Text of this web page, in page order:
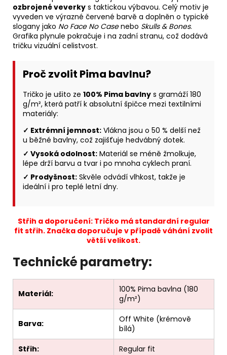
ozbrojené veverky s taktickou výbavou. Celý motiv je
vyveden ve výrazné červené barvě a doplněn o typické
slogany jako No Face No Casenebo Skulls & Bones.
Grafika plynule pokračuje i na zadní stranu, což dodává
tričku vizuální celistvost.
Proč zvolit Pima bavlnu?
Tričko je ušito ze 100% Pima bavlny s gramáží 180
g/m², která patří k absolutní špičce mezi textilními
materiály:
✓ Extrémní jemnost: Vlákna jsou o 50 % delší než
u běžné bavlny, což zajišťuje hedvábný dotek.
✓ Vysoká odolnost: Materiál se méně žmolkuje,
lépe drží barvu a tvar i po mnoha cyklech praní.
✓ Prodyšnost: Skvěle odvádí vlhkost, takže je
ideální i pro teplé letní dny.
Střih a doporučení: Tričko má standardní regular
fit střih. Značka doporučuje v případě váhání zvolit
větší velikost.
Technické parametry:
Materiál:
100% Pima bavlna (180
g/m²)
Barva:
Off White (krémově
bílá)
Střih:
Regular fit